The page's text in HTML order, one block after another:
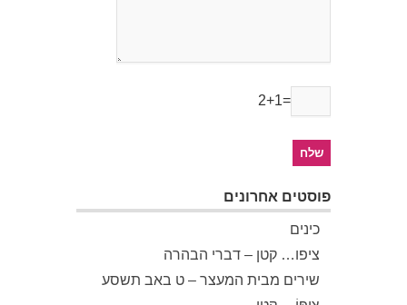
2+1=
פוסטים אחרונים
כינים
ציפו… קטן – דברי הבהרה
שירים מבית המעצר – ט באב תשסע